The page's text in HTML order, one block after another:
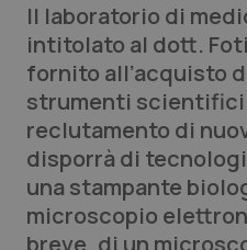
QS Pro
Professionisti
Abruzzo
Basilicata
QS Pro Gold
Artrite & artrosi
QS Club Newsletter
Il laboratorio di
intitolato al dott.
fornito all’acquisto
strumenti scientifici
reclutamento di
disporrà di
una stampante
microscopio
breve, di un